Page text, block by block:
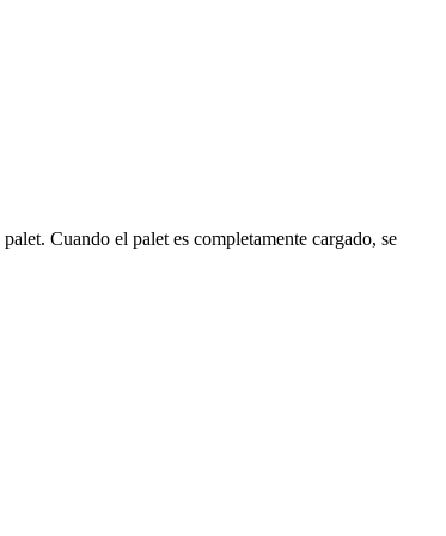
Cuando el palet es completamente cargado, se